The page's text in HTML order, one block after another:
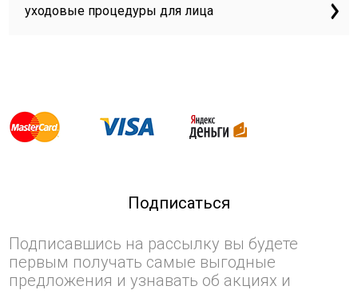
уходовые процедуры для лица
Подписаться
Подписавшись на рассылку вы будете
первым получать самые выгодные
предложения и узнавать об акциях и